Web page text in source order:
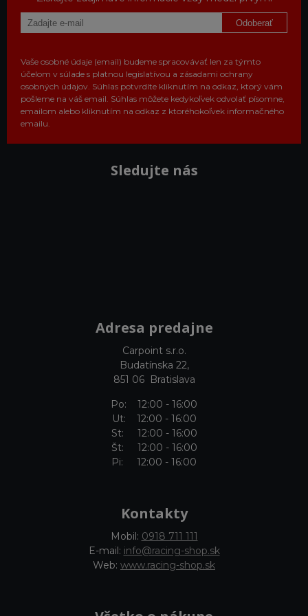
Odoberať
Vaše osobné údaje (email) budeme spracovávať len za týmto
účelom v súlade s platnou legislatívou a zásadami ochrany
osobných údajov. Súhlas potvrdíte kliknutím na odkaz, ktorý vám
pošleme na váš email. Súhlas môžete kedykoľvek odvolať písomne,
emailom alebo kliknutím na odkaz z ktoréhokoľvek informačného
emailu.
Sledujte nás
Adresa predajne
Carpoint s.r.o.
Budatínska 22,
851 06 Bratislava
Po: 12:00 - 16:00
Ut: 12:00 - 16:00
St: 12:00 - 16:00
Št: 12:00 - 16:00
Pi: 12:00 - 16:00
Kontakty
Mobil: 0918 711 111
E-mail: info@racing-shop.sk
Web: www.racing-shop.sk